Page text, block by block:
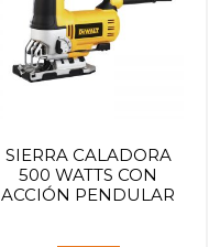
SIERRA CALADORA
500 WATTS CON
ACCIÓN PENDULAR